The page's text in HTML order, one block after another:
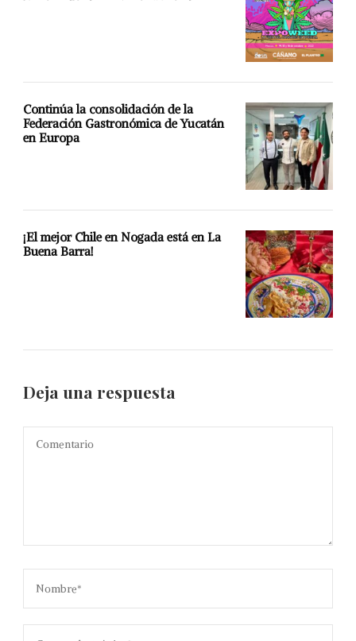
Continúa la consolidación de la
Federación Gastronómica de Yucatán
en Europa
¡El mejor Chile en Nogada está en La
Buena Barra!
Deja una respuesta